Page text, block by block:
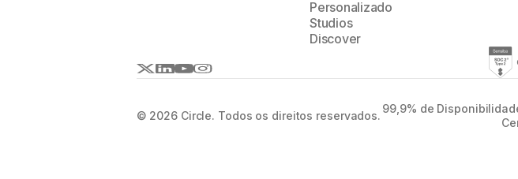
Personalizado
Studios
Discover
99,9% de
© 2026 Circle. Todos os direitos reservados.